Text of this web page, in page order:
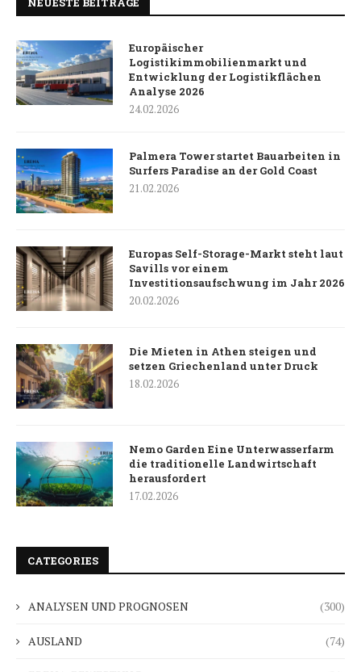
Europäischer
Logistikimmobilienmarkt und
Entwicklung der Logistikflächen
Analyse 2026
24.02.2026
Palmera Tower startet Bauarbeiten in
Surfers Paradise an der Gold Coast
21.02.2026
Europas Self-Storage-Markt steht laut
Savills vor einem
Investitionsaufschwung im Jahr 2026
20.02.2026
Die Mieten in Athen steigen und
setzen Griechenland unter Druck
18.02.2026
Nemo Garden Eine Unterwasserfarm
die traditionelle Landwirtschaft
herausfordert
17.02.2026
CATEGORIES
ANALYSEN UND PROGNOSEN (300)
AUSLAND (74)